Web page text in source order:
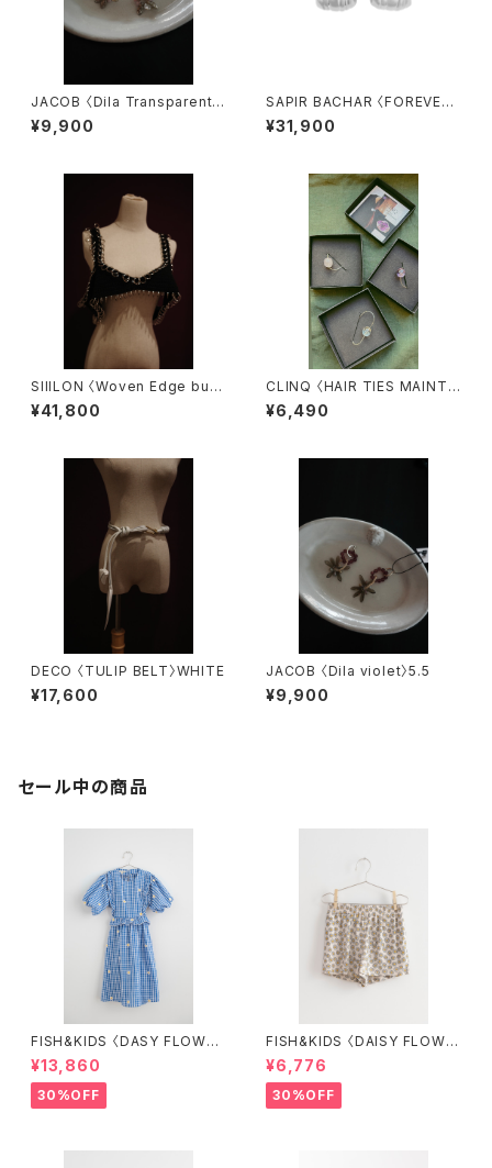
JACOB 〈Dila Transparent〉
5.5
¥9,900
SAPIR BACHAR 〈FOREVER
MINI HOOPS 〉
¥31,900
SIIILON 〈Woven Edge bust
ier〉
¥41,800
CLINQ 〈HAIR TIES MAINTE
NANCE〉
¥6,490
DECO 〈TULIP BELT〉WHITE
¥17,600
JACOB 〈Dila violet〉5.5
¥9,900
セール中の商品
FISH&KIDS 〈DASY FLOWER
S DRESS〉
¥13,860
30%OFF
FISH&KIDS 〈DAISY FLOWE
R SHORT〉
¥6,776
30%OFF